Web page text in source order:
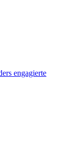
engagierte